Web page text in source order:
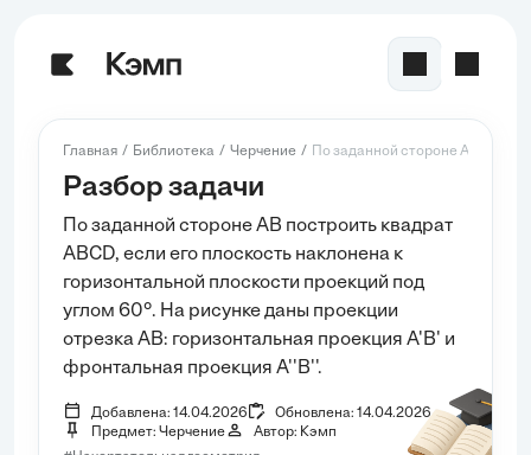
Главная Библиотека Черчение По заданной стороне AB
Разбор задачи
По заданной стороне AB построить квадрат
ABCD, если его плоскость наклонена к
горизонтальной плоскости проекций под
углом 60°. На рисунке даны проекции
отрезка AB: горизонтальная проекция A'B' и
фронтальная проекция A''B''.
Добавлена: 14.04.2026
Обновлена: 14.04.2026
Предмет: Черчение
Автор: Кэмп